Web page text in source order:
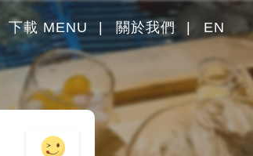
下載 MENU 關於我們 EN